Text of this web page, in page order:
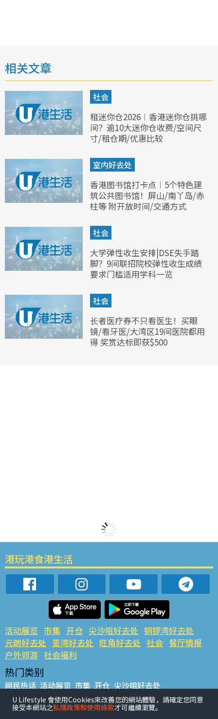
相关文章
社会
租迷你仓2026︱香港迷你仓挑哪
间？逾10大迷你仓收费/空间尺
寸/租仓期/优惠比较
室内好去处
香港图书馆打卡点︱5个特色建
筑公共图书馆！屏山/南丫岛/赤
柱等 附开放时间/交通方式
社会
大学弹性收生安排|DSE失手踏
脚？9间联招院校弹性收生成绩
要求门槛适用学科一览
社会
长者医疗券不只看医生！买眼
镜/看牙医/大湾区19间医院都用
得 奖赏达标即获$500
港玩港食港生活
活动展览 市集 开仓 尖沙咀好去处 铜锣湾好去处
元朗好去处 荃湾好去处 旺角好去处 社会 餐厅情报
户外郊游 社会福利
热门类别
网民热话 活动展览 市集 开仓 尖沙咀好去处
铜锣湾好去处 元朗好去处 荃湾好去处 旺角好去处 社会
餐厅情报 户外郊游
U Lifestyle 會使用Cookies來改善您的網站體驗，請確定您同意
接受本網站之私隱政策和使用條款才可繼續瀏覽。